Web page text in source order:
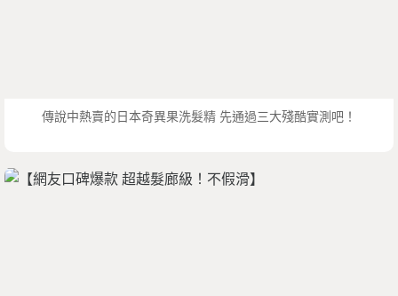
傳說中熱賣的日本奇異果洗髮精 先通過三大殘酷實測吧！